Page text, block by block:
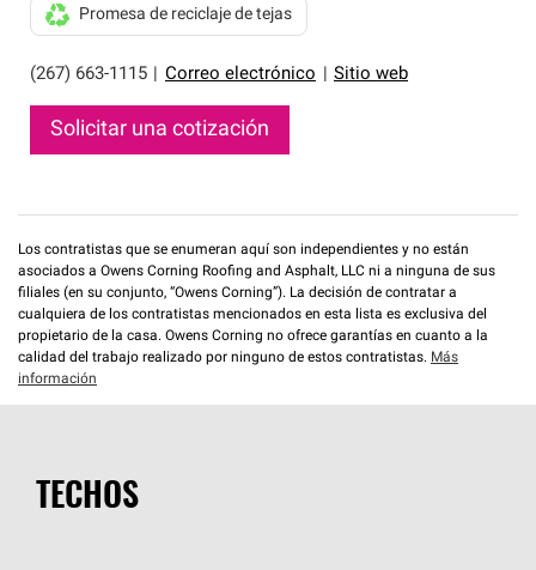
(267) 663-1115 Correo electrónico Sitio web
Promesa de reciclaje de tejas
Solicitar una cotización
Los contratistas que se enumeran aquí son independientes y no están
asociados a Owens Corning Roofing and Asphalt, LLC ni a ninguna de sus
filiales (en su conjunto, “Owens Corning”). La decisión de contratar a
cualquiera de los contratistas mencionados en esta lista es exclusiva del
propietario de la casa. Owens Corning no ofrece garantías en cuanto a la
calidad del trabajo realizado por ninguno de estos contratistas. Más
información
TECHOS